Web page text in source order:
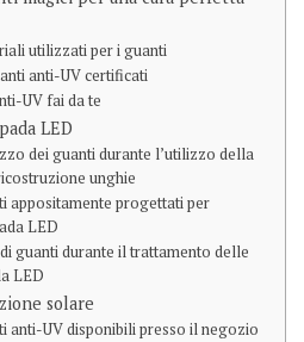
utilizzati per i guanti
anti-UV certificati
UV fai da te
LED
dei guanti durante l’utilizzo della
unghie
appositamente progettati per
LED
guanti durante il trattamento delle
LED
solare
anti-UV disponibili presso il negozio